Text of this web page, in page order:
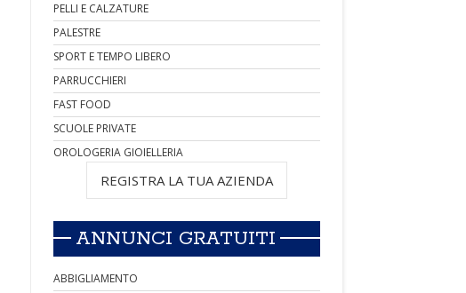
PELLI E CALZATURE
PALESTRE
SPORT E TEMPO LIBERO
PARRUCCHIERI
FAST FOOD
SCUOLE PRIVATE
OROLOGERIA GIOIELLERIA
REGISTRA LA TUA AZIENDA
ANNUNCI GRATUITI
ABBIGLIAMENTO